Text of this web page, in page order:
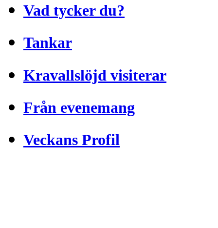
Vad tycker du?
Tankar
Kravallslöjd visiterar
Från evenemang
Veckans Profil